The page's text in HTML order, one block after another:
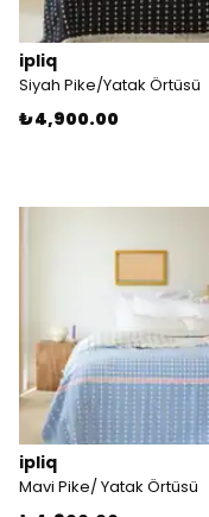
ipliq
Siyah Pike/Yatak Örtüsü
₺ 4,900.00
ipliq
Mavi Pike/ Yatak Örtüsü